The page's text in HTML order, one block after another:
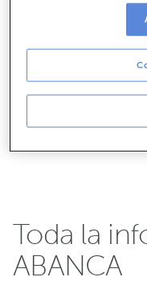
Toda la
ABANCA